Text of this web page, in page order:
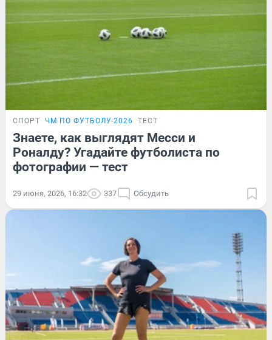
СПОРТ ЧМ ПО ФУТБОЛУ-2026 ТЕСТ
Знаете, как выглядят Месси и
Роналду? Угадайте футболиста по
фотографии — тест
29 июня, 2026, 16:32 337 Обсудить